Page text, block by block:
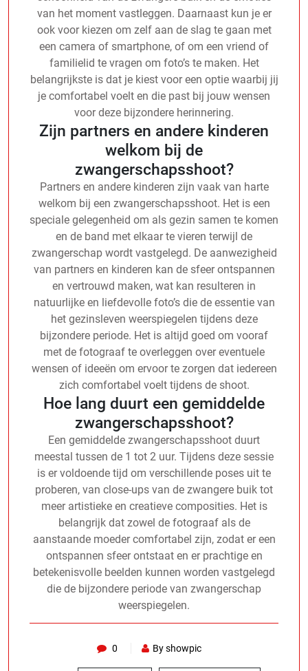
van het moment vastleggen. Daarnaast kun je er
ook voor kiezen om zelf aan de slag te gaan met
een camera of smartphone, of om een vriend of
familielid te vragen om foto’s te maken. Het
belangrijkste is dat je kiest voor een optie waarbij jij
je comfortabel voelt en die past bij jouw wensen
voor deze bijzondere herinnering.
Zijn partners en andere kinderen
welkom bij de
zwangerschapsshoot?
Partners en andere kinderen zijn vaak van harte
welkom bij een zwangerschapsshoot. Het is een
speciale gelegenheid om als gezin samen te komen
en de band met elkaar te vieren terwijl de
zwangerschap wordt vastgelegd. De aanwezigheid
van partners en kinderen kan de sfeer ontspannen
en vertrouwd maken, wat kan resulteren in
natuurlijke en liefdevolle foto’s die de essentie van
het gezinsleven weerspiegelen tijdens deze
bijzondere periode. Het is altijd goed om vooraf
met de fotograaf te overleggen over eventuele
wensen of ideeën om ervoor te zorgen dat iedereen
zich comfortabel voelt tijdens de shoot.
Hoe lang duurt een gemiddelde
zwangerschapsshoot?
Een gemiddelde zwangerschapsshoot duurt
meestal tussen de 1 tot 2 uur. Tijdens deze sessie
is er voldoende tijd om verschillende poses uit te
proberen, van close-ups van de zwangere buik tot
meer artistieke en creatieve composities. Het is
belangrijk dat zowel de fotograaf als de
aanstaande moeder comfortabel zijn, zodat er een
ontspannen sfeer ontstaat en er prachtige en
betekenisvolle beelden kunnen worden vastgelegd
die de bijzondere periode van zwangerschap
weerspiegelen.
0 By showpic